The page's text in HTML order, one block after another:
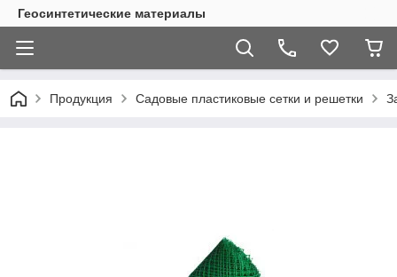
Геосинтетические материалы
Продукция Садовые пластиковые сетки и решетки